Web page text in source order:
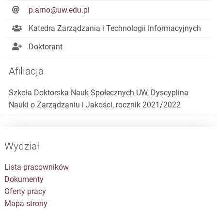
p.arno@uw.edu.pl
Katedra Zarządzania i Technologii Informacyjnych
Doktorant
Afiliacja
Szkoła Doktorska Nauk Społecznych UW, Dyscyplina
Nauki o Zarządzaniu i Jakości, rocznik 2021/2022
Wydział
Lista pracowników
Dokumenty
Oferty pracy
Mapa strony